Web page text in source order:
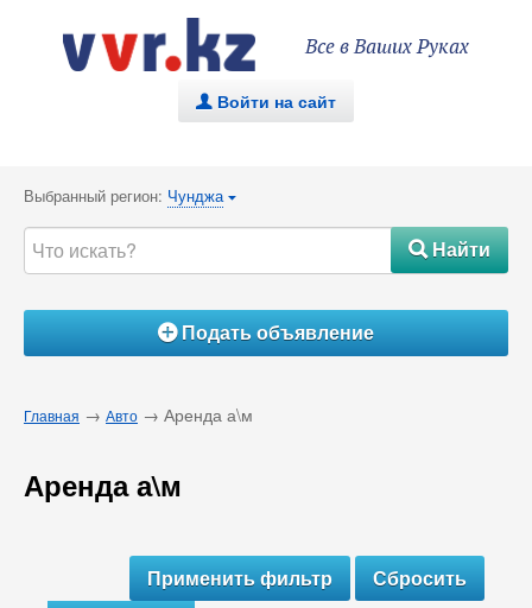
Все в Ваших Руках
. Войти на сайт
Выбранный регион: Чунджа {
#Найти
ÁПодать объявление
Главная → Авто → Аренда а\м
Аренда а\м